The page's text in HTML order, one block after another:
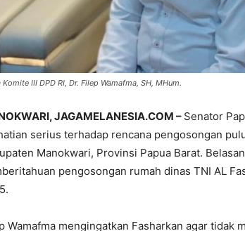
Komite III DPD RI, Dr. Filep Wamafma, SH, MHum.
JAGAMELANESIA.COM – Senator
serius terhadap rencana pengosongan
Manokwari, Provinsi Papua Barat.
pengosongan rumah dinas TNI AL
Wamafma mengingatkan Fasharkan agar tidak